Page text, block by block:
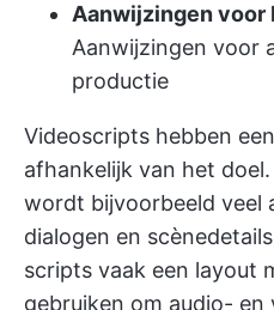
Aanwijzingen voor
Aanwijzingen voor
productie
Videoscripts hebben
afhankelijk van het
wordt bijvoorbeeld veel
dialogen en
scripts vaak een layout
gebruiken om audio- en